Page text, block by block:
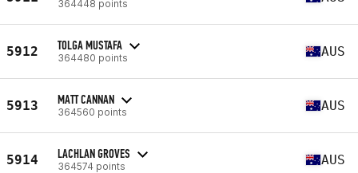
364448 points
5912 TOLGA MUSTAFA
364480 points AUS
5913 MATT CANNAN
364560 points AUS
5914 LACHLAN GROVES
364574 points AUS